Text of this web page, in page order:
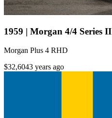
1959 | Morgan 4/4 Series II
Morgan Plus 4 RHD
$32,6043 years ago